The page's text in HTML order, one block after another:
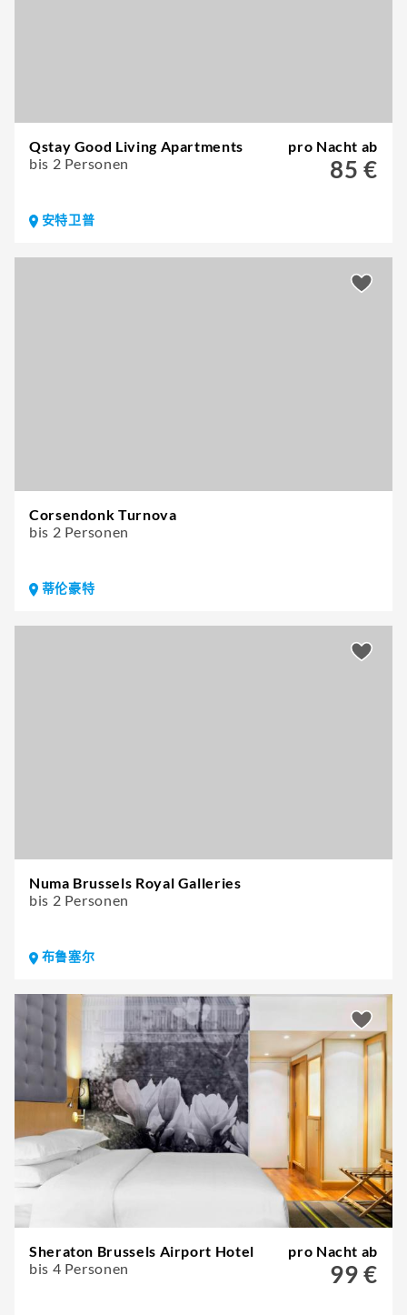
Qstay Good Living Apartments
bis 2 Personen
pro Nacht ab
85 €
安特卫普
Corsendonk Turnova
bis 2 Personen
蒂伦豪特
Numa Brussels Royal Galleries
bis 2 Personen
布鲁塞尔
Sheraton Brussels Airport Hotel
bis 4 Personen
pro Nacht ab
99 €